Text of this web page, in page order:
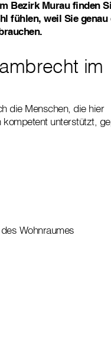
Bezirk Murau finden
fühlen, weil Sie genau
im
die Menschen, die hier
kompetent unterstützt,
Wohnraumes